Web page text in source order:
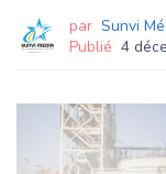
par Sunvi
Publié 4